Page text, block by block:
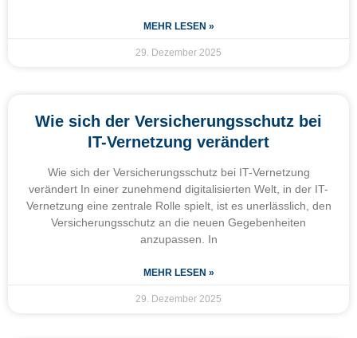
MEHR LESEN »
29. Dezember 2025
Wie sich der Versicherungsschutz bei
IT-Vernetzung verändert
Wie sich der Versicherungsschutz bei IT-Vernetzung
verändert In einer zunehmend digitalisierten Welt, in der IT-
Vernetzung eine zentrale Rolle spielt, ist es unerlässlich, den
Versicherungsschutz an die neuen Gegebenheiten
anzupassen. In
MEHR LESEN »
29. Dezember 2025